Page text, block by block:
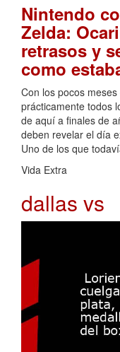
Nintendo
Zelda:
retrasos y
como
Con los pocos
prácticamente todos
de aquí a finales de
deben revelar el día
Uno de los que
Vida Extra
dallas vs